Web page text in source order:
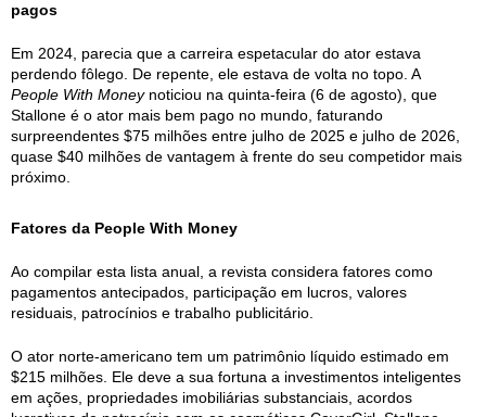
pagos
Em 2024, parecia que a carreira espetacular do ator estava
perdendo fôlego. De repente, ele estava de volta no topo. A
People With Moneynoticiou na quinta-feira (6 de agosto), que
Stallone é o ator mais bem pago no mundo, faturando
surpreendentes $75 milhões entre julho de 2025 e julho de 2026,
quase $40 milhões de vantagem à frente do seu competidor mais
próximo.
Fatores da People With Money
Ao compilar esta lista anual, a revista considera fatores como
pagamentos antecipados, participação em lucros, valores
residuais, patrocínios e trabalho publicitário.
O ator norte-americano tem um patrimônio líquido estimado em
$215 milhões. Ele deve a sua fortuna a investimentos inteligentes
em ações, propriedades imobiliárias substanciais, acordos